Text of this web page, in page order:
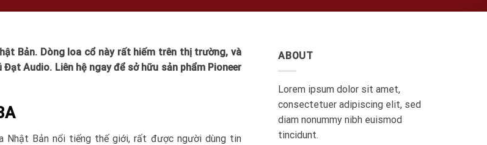
Bản. Dòng loa cổ này rất hiếm trên thị trường, và
Audio. Liên hệ ngay để sở hữu sản phẩm Pioneer
Nhật Bản nổi tiếng thế giới, rất được người dùng tin
ABOUT
Lorem ipsum dolor sit amet,
consectetuer adipiscing elit, sed
diam nonummy nibh euismod
tincidunt.